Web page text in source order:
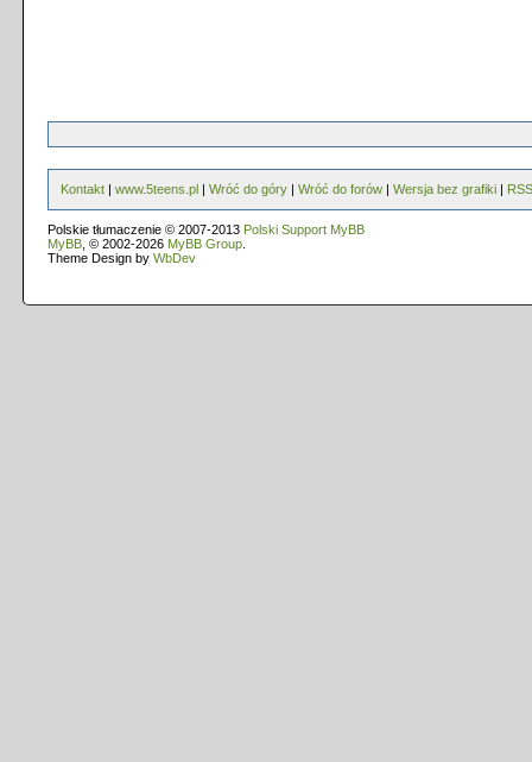
Kontakt | www.5teens.pl | Wróć do góry | Wróć do forów | Wersja bez grafiki | RSS
Polskie tłumaczenie © 2007-2013 Polski Support MyBB
MyBB , © 2002-2026 MyBB Group
Theme Design by WbDev